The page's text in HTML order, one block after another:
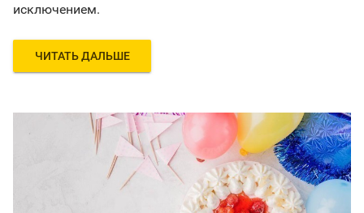
исключением.
ЧИТАТЬ ДАЛЬШЕ